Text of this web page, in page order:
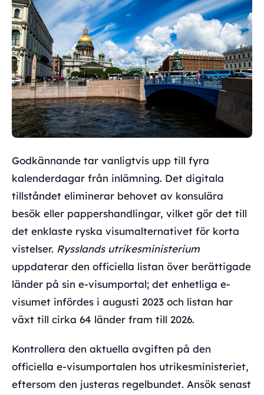
Godkännande tar vanligtvis upp till fyra
kalenderdagar från inlämning. Det digitala
tillståndet eliminerar behovet av konsulära
besök eller pappershandlingar, vilket gör det till
det enklaste ryska visumalternativet för korta
vistelser. Rysslands utrikesministerium
uppdaterar den officiella listan över berättigade
länder på sin e-visumportal; det enhetliga e-
visumet infördes i augusti 2023 och listan har
växt till cirka 64 länder fram till 2026.
Kontrollera den aktuella avgiften på den
officiella e-visumportalen hos utrikesministeriet,
eftersom den justeras regelbundet. Ansök senast